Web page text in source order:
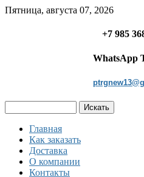
Пятница, августа 07, 2026
+7 985
WhatsApp
Главная
Как заказать
Доставка
О компании
Контакты